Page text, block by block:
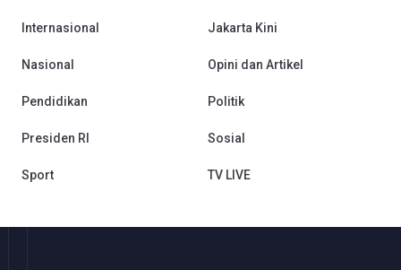
Internasional Jakarta Kini
Nasional Opini dan Artikel
Pendidikan Politik
Presiden RI Sosial
Sport TV LIVE